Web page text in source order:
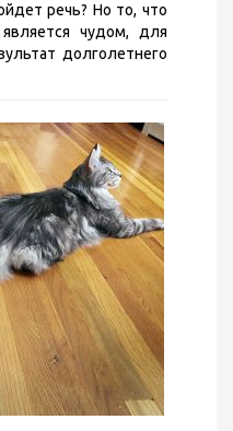
речь? Но то, что
чудом, для
долголетнего